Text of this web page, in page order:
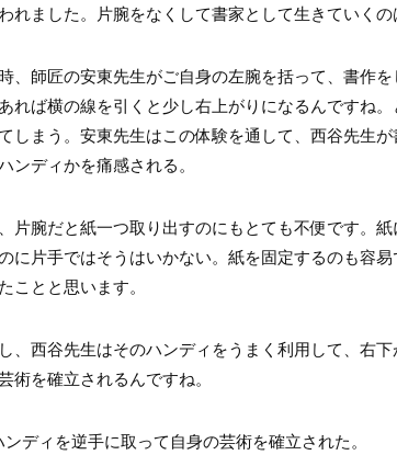
れました。片腕をなくして書家として生きていくの
、師匠の安東先生がご自身の左腕を括って、書作
れば横の線を引くと少し右上がりになるんですね
しまう。安東先生はこの体験を通して、西谷先生
ンディかを痛感される。
片腕だと紙一つ取り出すのにもとても不便です。
に片手ではそうはいかない。紙を固定するのも容
ことと思います。
、西谷先生はそのハンディをうまく利用して、右
術を確立されるんですね。
ディを逆手に取って自身の芸術を確立された。